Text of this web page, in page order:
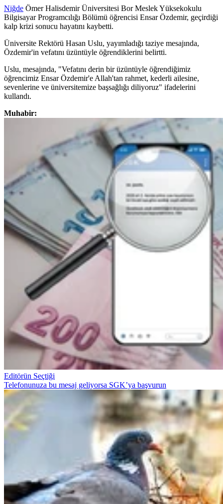
Niğde Ömer Halisdemir Üniversitesi Bor Meslek Yüksekokulu
Bilgisayar Programcılığı Bölümü öğrencisi Ensar Özdemir, geçirdiği
kalp krizi sonucu hayatını kaybetti.
Üniversite Rektörü Hasan Uslu, yayımladığı taziye mesajında,
Özdemir'in vefatını üzüntüyle öğrendiklerini belirtti.
Uslu, mesajında, "Vefatını derin bir üzüntüyle öğrendiğimiz
öğrencimiz Ensar Özdemir'e Allah'tan rahmet, kederli ailesine,
sevenlerine ve üniversitemize başsağlığı diliyoruz" ifadelerini
kullandı.
Muhabir:
Editörün Seçtiği
Telefonunuza bu mesaj geliyorsa SGK’ya başvurun